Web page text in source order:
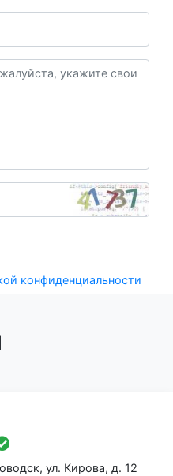
конфиденциальности
ул. Кирова, д. 12